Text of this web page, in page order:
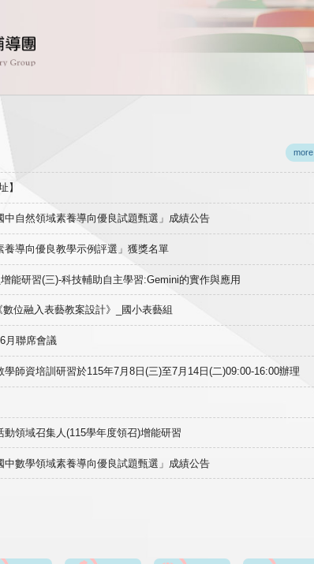
more
】
中自然領域素養導向優良試題甄選」成績公告
養導向優良教學示例評選」獲獎名單
能研習(三)-科技輔助自主學習:Gemini的實作與應用
位融入表藝教案設計》_國小表藝組
月聯席會議
學師資培訓研習於115年7月8日(三)至7月14日(二)09:00-16:00辦理
動領域召集人(115學年度領召)增能研習
中數學領域素養導向優良試題甄選」成績公告